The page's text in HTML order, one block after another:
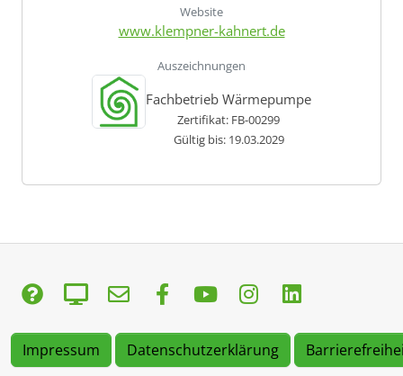
Website
www.klempner-kahnert.de
Auszeichnungen
Fachbetrieb Wärmepumpe
Zertifikat: FB-00299
Gültig bis: 19.03.2029
Impressum Datenschutzerklärung